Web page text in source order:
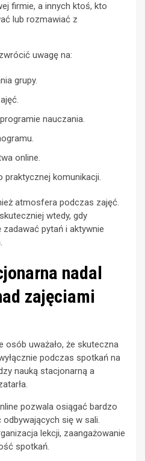
firmie, a innych ktoś, kto
lub rozmawiać z
uwagę na:
grupy.
nauczania.
online.
praktycznej komunikacji.
atmosfera podczas zajęć.
wtedy, gdy
pytań i aktywnie
nadal
zajęciami
osób uważało, że skuteczna
podczas spotkań na
nauką stacjonarną a
pozwala osiągać bardzo
się w sali.
lekcji, zaangażowanie
spotkań.